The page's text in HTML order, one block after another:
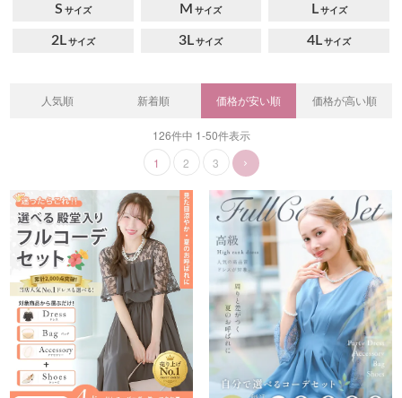
S M L
2L 3L 4L
人気順 新着順 価格が安い順 価格が高い順
126件中 1-50件表示
1
2 3